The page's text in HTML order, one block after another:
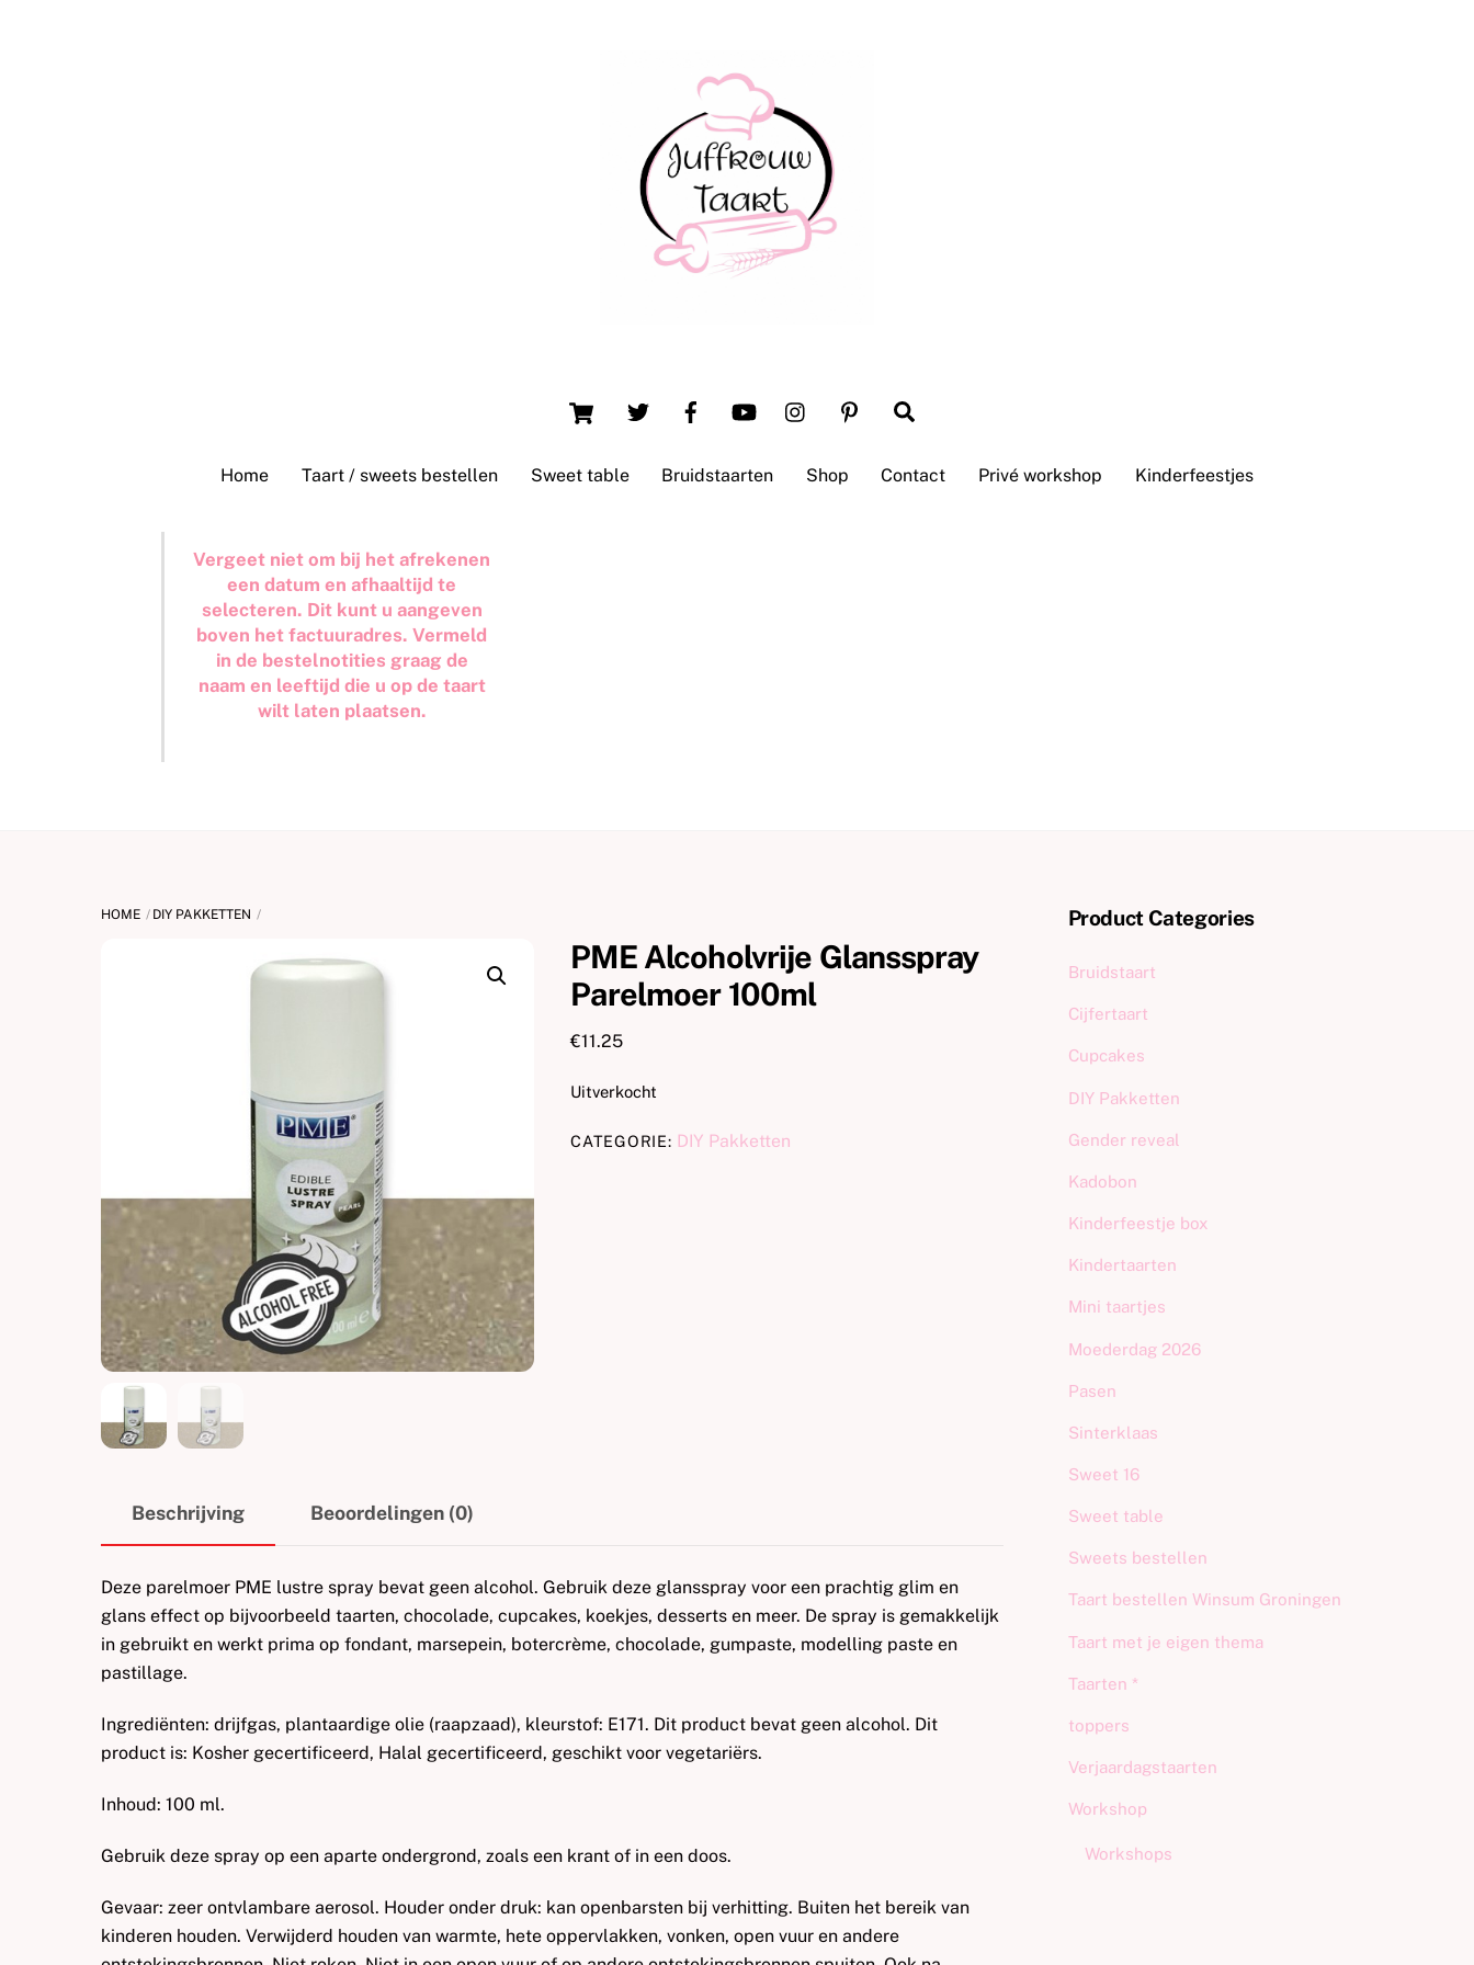
Cart
Home Taart / sweets bestellen Sweet table Bruidstaarten Shop Contact Privé workshop Kinderfeestjes
Vergeet niet om bij het afrekenen
een datum en afhaaltijd te
selecteren. Dit kunt u aangeven
boven het factuuradres. Vermeld
in de bestelnotities graag de
naam en leeftijd die u op de taart
wilt laten plaatsen.
HOME DIY PAKKETTEN
PME Alcoholvrije Glansspray
Parelmoer 100ml
€11.25
Uitverkocht
CATEGORIE: DIY Pakketten
Beschrijving Beoordelingen (0)
Deze parelmoer PME lustre spray bevat geen alcohol. Gebruik deze glansspray voor een prachtig glim en
glans effect op bijvoorbeeld taarten, chocolade, cupcakes, koekjes, desserts en meer. De spray is gemakkelijk
in gebruikt en werkt prima op fondant, marsepein, botercrème, chocolade, gumpaste, modelling paste en
pastillage.
Ingrediënten: drijfgas, plantaardige olie (raapzaad), kleurstof: E171. Dit product bevat geen alcohol. Dit
product is: Kosher gecertificeerd, Halal gecertificeerd, geschikt voor vegetariërs.
Inhoud: 100 ml.
Gebruik deze spray op een aparte ondergrond, zoals een krant of in een doos.
Gevaar: zeer ontvlambare aerosol. Houder onder druk: kan openbarsten bij verhitting. Buiten het bereik van
kinderen houden. Verwijderd houden van warmte, hete oppervlakken, vonken, open vuur en andere
Product Categories
Bruidstaart
Cijfertaart
Cupcakes
DIY Pakketten
Gender reveal
Kadobon
Kinderfeestje box
Kindertaarten
Mini taartjes
Moederdag 2026
Pasen
Sinterklaas
Sweet 16
Sweet table
Sweets bestellen
Taart bestellen Winsum Groningen
Taart met je eigen thema
Taarten *
toppers
Verjaardagstaarten
Workshop
Workshops
Top